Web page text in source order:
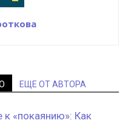
ЕЩЕ ОТ АВТОРА
к «покаянию»: Как